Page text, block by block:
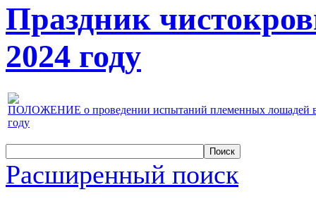
Праздник
2024 году
ПОЛОЖЕНИЕ о проведении испытаний племенных лошадей
году
Расширенный поиск